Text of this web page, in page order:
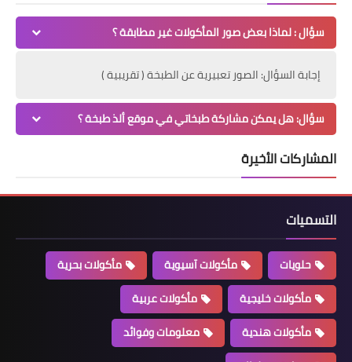
سؤال : لماذا بعض صور المأكولات غير مطابقة ؟
إجابة السؤال: الصور تعبيرية عن الطبخة ( تقريبية )
سؤال: هل يمكن مشاركة طبخاتي في موقع ألذ طبخة ؟
المشاركات الأخيرة
التسميات
حلويات مأكولات آسيوية
مأكولات بحرية
مأكولات خليجية
مأكولات عربية
مأكولات هندية
معلومات وفوائد